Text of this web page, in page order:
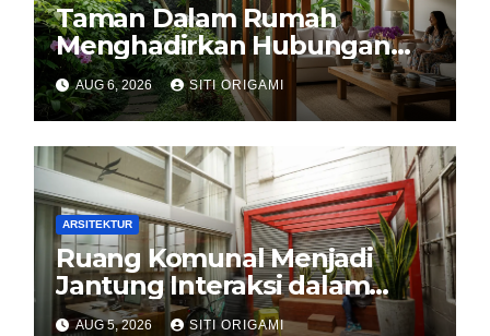
Taman Dalam Rumah
Menghadirkan Hubungan
Harmonis antara Arsitektur
dan Alam
AUG 6, 2026 SITI ORIGAMI
ARSITEKTUR
Ruang Komunal Menjadi
Jantung Interaksi dalam
Perancangan Arsitektur
AUG 5, 2026 SITI ORIGAMI